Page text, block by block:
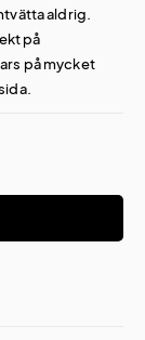
aldrig.
på
på mycket